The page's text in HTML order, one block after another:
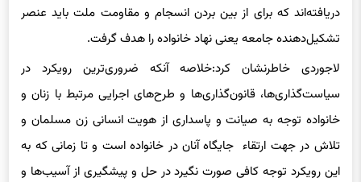
دریافته‌اند که برای از بین بردن انسجام و مقاومت ملت باید عنصر
تشکیل‌دهنده جامعه یعنی نهاد خانواده را هدف گرفت.
لاجوردی خاطرنشان کرد:‌خلاصه آنکه ضروری‌ترینرویکرد در
سیاست‌گذاری‌ها، قانون‌گذاری‌ها و طرح‌های اجرایی مرتبط با زنان و
خانواده توجه به صیانت و پاسداری از هویت انسانی زن مسلمان و
تلاش در جهت ارتقاء جایگاه آنان در خانواده است و تا زمانی که به
این رویکرد توجه کافی صورت نگیرد در حل و پیشگیری از آسیب‌ها و